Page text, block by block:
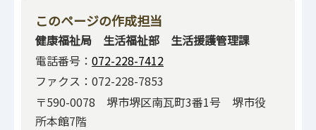
このページの作成担当
健康福祉局 生活福祉部 生活援護管理課
電話番号： 072-228-7412
ファクス：072-228-7853
〒590-0078 堺市堺区南瓦町3番1号 堺市役
所本館7階